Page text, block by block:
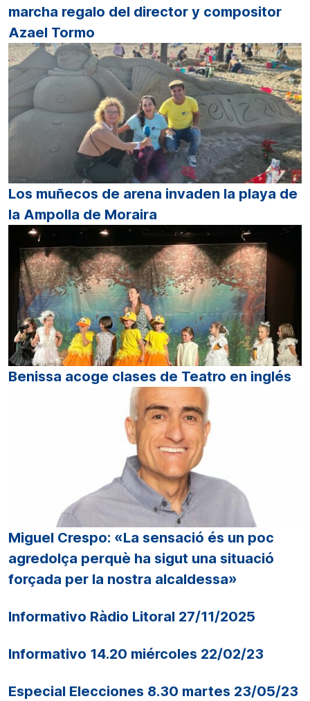
marcha regalo del director y compositor
Azael Tormo
Los muñecos de arena invaden la playa de
la Ampolla de Moraira
Benissa acoge clases de Teatro en inglés
Miguel Crespo: «La sensació és un poc
agredolça perquè ha sigut una situació
forçada per la nostra alcaldessa»
Informativo Ràdio Litoral 27/11/2025
Informativo 14.20 miércoles 22/02/23
Especial Elecciones 8.30 martes 23/05/23